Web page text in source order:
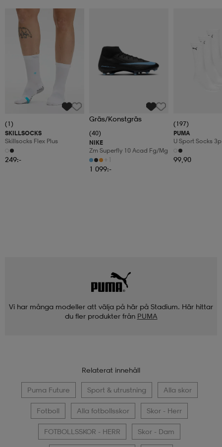
(1)
SKILLSOCKS
Skillsocks Flex Plus
249:-
Gräs/Konstgräs
(40)
NIKE
Zm Superfly 10 Acad Fg/mg
+1
1 099:-
(197)
PUMA
U Sport Socks 3p
99,90
Vi har många modeller att välja på här på Stadium. Här hittar
du fler produkter från PUMA
Relaterat innehåll
Puma Future Sport & utrustning Alla skor
Fotboll Alla fotbollsskor Skor - Herr
FOTBOLLSSKOR - HERR Skor - Dam